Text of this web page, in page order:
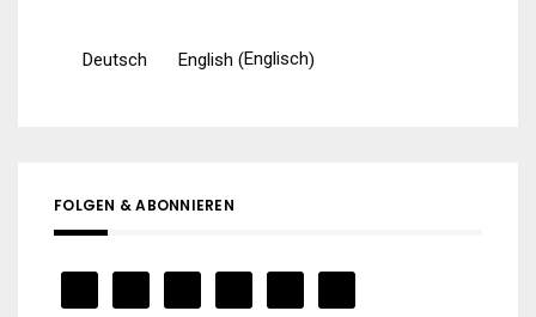
Deutsch English (Englisch)
FOLGEN & ABONNIEREN